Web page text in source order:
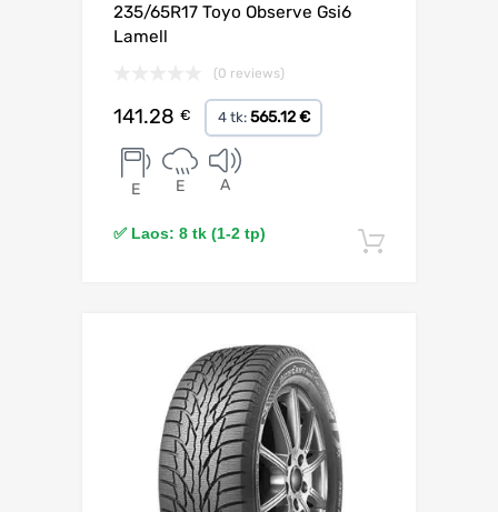
235/65R17 Toyo Observe Gsi6
Lamell
(0 reviews)
141.28 € 4 tk: 565.12 €
E E A
✅ Laos: 8 tk (1-2 tp)